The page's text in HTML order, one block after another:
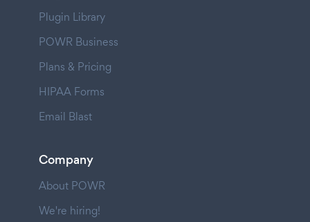
Plugin Library
POWR Business
Plans & Pricing
HIPAA Forms
Email Blast
Company
About POWR
We're hiring!